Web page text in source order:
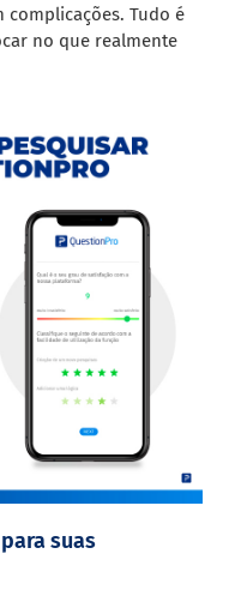
complicações. Tudo é
no que realmente
suas